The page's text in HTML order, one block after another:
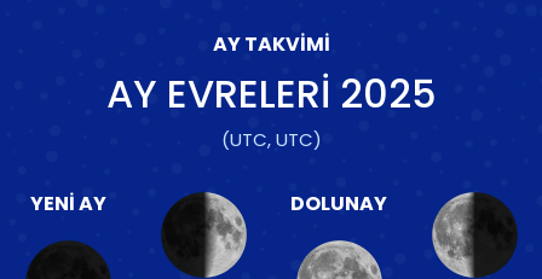
AY TAKVIMI
AY EVRELERI 2025
(UTC, UTC)
YENI AY DOLUNAY